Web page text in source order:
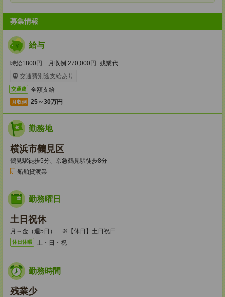
募集情報
給与
時給1800円 月収例 270,000円+残業代
交通費別途支給あり
交通費 全額支給
月収例 25～30万円
勤務地
横浜市鶴見区
鶴見駅徒歩5分、京急鶴見駅徒歩8分
船舶貸渡業
勤務曜日
土日祝休
月～金（週5日） ※【休日】土日祝日
休日休暇 土・日・祝
勤務時間
残業少